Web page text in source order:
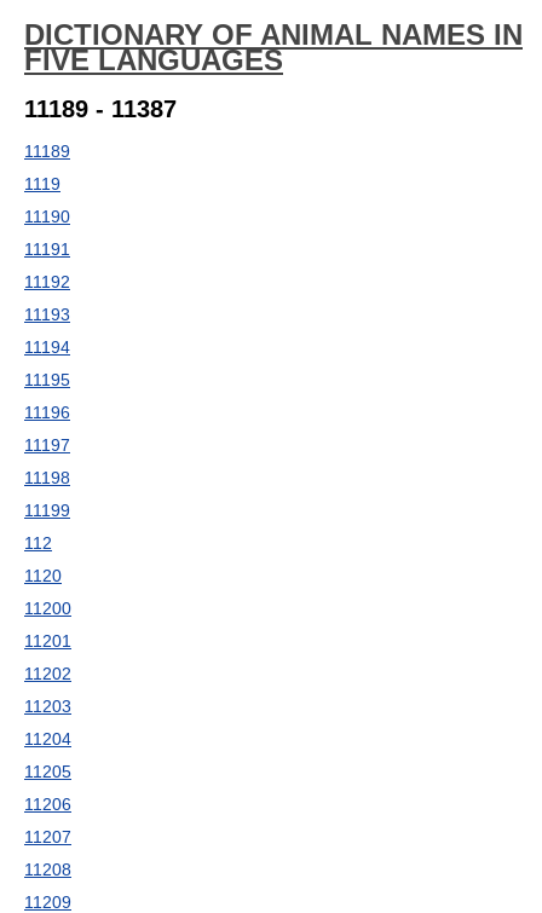
DICTIONARY OF ANIMAL NAMES IN
FIVE LANGUAGES
11189 - 11387
11189
1119
11190
11191
11192
11193
11194
11195
11196
11197
11198
11199
112
1120
11200
11201
11202
11203
11204
11205
11206
11207
11208
11209